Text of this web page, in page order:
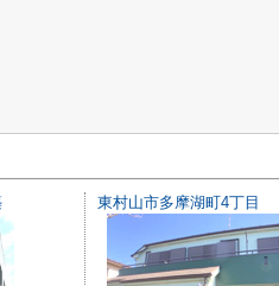
東村山市多摩湖町4丁目